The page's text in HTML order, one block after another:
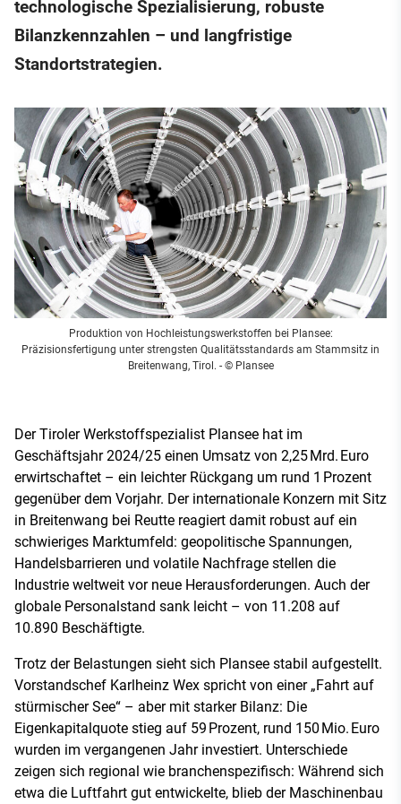
technologische Spezialisierung, robuste
Bilanzkennzahlen – und langfristige
Standortstrategien.
Produktion von Hochleistungswerkstoffen bei Plansee:
Präzisionsfertigung unter strengsten Qualitätsstandards am Stammsitz in
Breitenwang, Tirol. - © Plansee
Der Tiroler Werkstoffspezialist Plansee hat im
Geschäftsjahr 2024/25 einen Umsatz von 2,25 Mrd. Euro
erwirtschaftet – ein leichter Rückgang um rund 1 Prozent
gegenüber dem Vorjahr. Der internationale Konzern mit Sitz
in Breitenwang bei Reutte reagiert damit robust auf ein
schwieriges Marktumfeld: geopolitische Spannungen,
Handelsbarrieren und volatile Nachfrage stellen die
Industrie weltweit vor neue Herausforderungen. Auch der
globale Personalstand sank leicht – von 11.208 auf
10.890 Beschäftigte.
Trotz der Belastungen sieht sich Plansee stabil aufgestellt.
Vorstandschef Karlheinz Wex spricht von einer „Fahrt auf
stürmischer See“ – aber mit starker Bilanz: Die
Eigenkapitalquote stieg auf 59 Prozent, rund 150 Mio. Euro
wurden im vergangenen Jahr investiert. Unterschiede
zeigen sich regional wie branchenspezifisch: Während sich
etwa die Luftfahrt gut entwickelte, blieb der Maschinenbau